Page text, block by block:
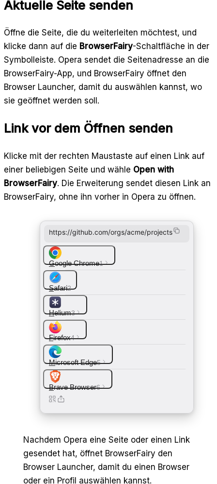
Aktuelle Seite senden
Öffne die Seite, die du weiterleiten möchtest, und
klicke dann auf die BrowserFairy-Schaltfläche in der
Symbolleiste. Opera sendet die Seitenadresse an die
BrowserFairy-App, und BrowserFairy öffnet den
Browser Launcher, damit du auswählen kannst, wo
sie geöffnet werden soll.
Link vor dem Öffnen senden
Klicke mit der rechten Maustaste auf einen Link auf
einer beliebigen Seite und wähle Open with
BrowserFairy. Die Erweiterung sendet diesen Link an
BrowserFairy, ohne ihn vorher in Opera zu öffnen.
https://github.com/orgs/acme/projects
Google Chrome1
Safari2
Helium3
Firefox4
Microsoft Edge5
Brave Browser6
Nachdem Opera eine Seite oder einen Link
gesendet hat, öffnet BrowserFairy den
Browser Launcher, damit du einen Browser
oder ein Profil auswählen kannst.